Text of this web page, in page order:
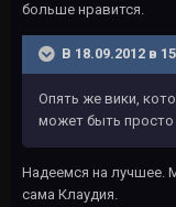
больше нравится.
В 18.09.2012 в
Опять же вики,
может быть
Надеемся на лучшее.
сама Клаудия.